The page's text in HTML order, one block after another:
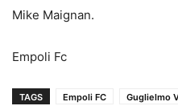
Mike Maignan.
Empoli Fc
TAGS Empoli FC Guglielmo